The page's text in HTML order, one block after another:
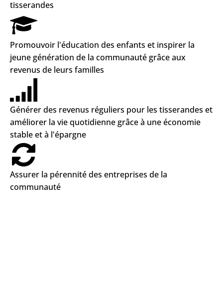
tisserandes
Promouvoir l'éducation des enfants et inspirer la
jeune génération de la communauté grâce aux
revenus de leurs familles
Générer des revenus réguliers pour les tisserandes et
améliorer la vie quotidienne grâce à une économie
stable et à l'épargne
Assurer la pérennité des entreprises de la
communauté